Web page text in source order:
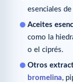
esenciales de
Aceites
como la
o el ciprés.
Otros
bromelina,